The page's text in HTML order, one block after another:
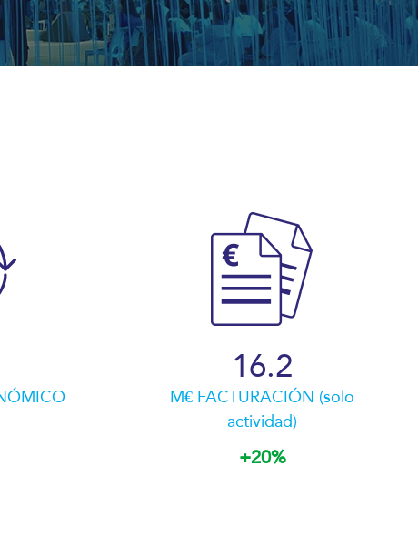
16.4
M€ FACTURACIÓN (solo
actividad)
+20%